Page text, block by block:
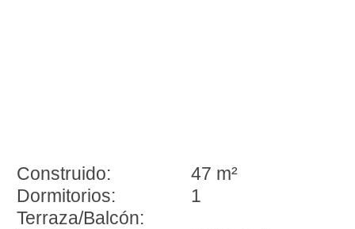
Construido:
47 m²
Dormitorios:
1
Terraza/Balcón: